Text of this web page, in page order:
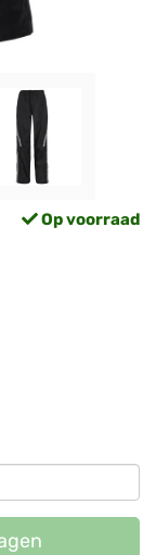
Op voorraad